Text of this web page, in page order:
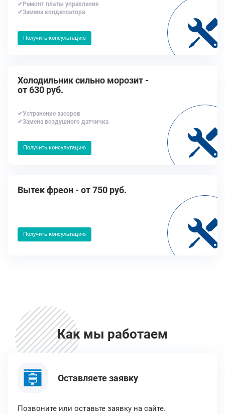
✔Ремонт платы управления
✔Замена конденсатора
Получить консультацию
Холодильник сильно морозит -
от 630 руб.
✔Устранение засоров
✔Замена воздушного датчичка
Получить консультацию
Вытек фреон - от 750 руб.
Получить консультацию
Как мы работаем
Оставляете заявку
Позвоните или оставьте заявку на сайте.